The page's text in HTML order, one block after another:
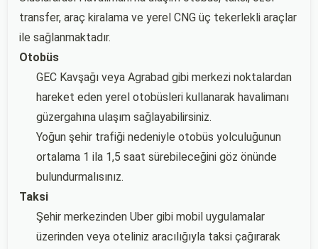
transfer, araç kiralama ve yerel CNG üç tekerlekli araçlar
ile sağlanmaktadır.
Otobüs
GEC Kavşağı veya Agrabad gibi merkezi noktalardan
hareket eden yerel otobüsleri kullanarak havalimanı
güzergahına ulaşım sağlayabilirsiniz.
Yoğun şehir trafiği nedeniyle otobüs yolculuğunun
ortalama 1 ila 1,5 saat sürebileceğini göz önünde
bulundurmalısınız.
Taksi
Şehir merkezinden Uber gibi mobil uygulamalar
üzerinden veya oteliniz aracılığıyla taksi çağırarak